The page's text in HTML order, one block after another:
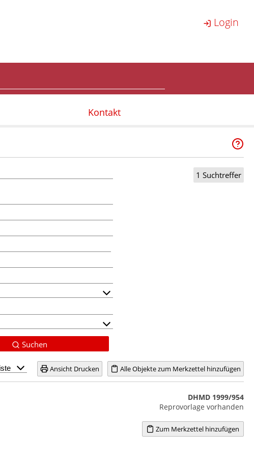
Login
Kontakt
1 Suchtreffer
Suchen
Alle Objekte zum Merkzettel hinzufügen
Ansicht Drucken
DHMD 1999/954
Reprovorlage vorhanden
Zum Merkzettel hinzufügen